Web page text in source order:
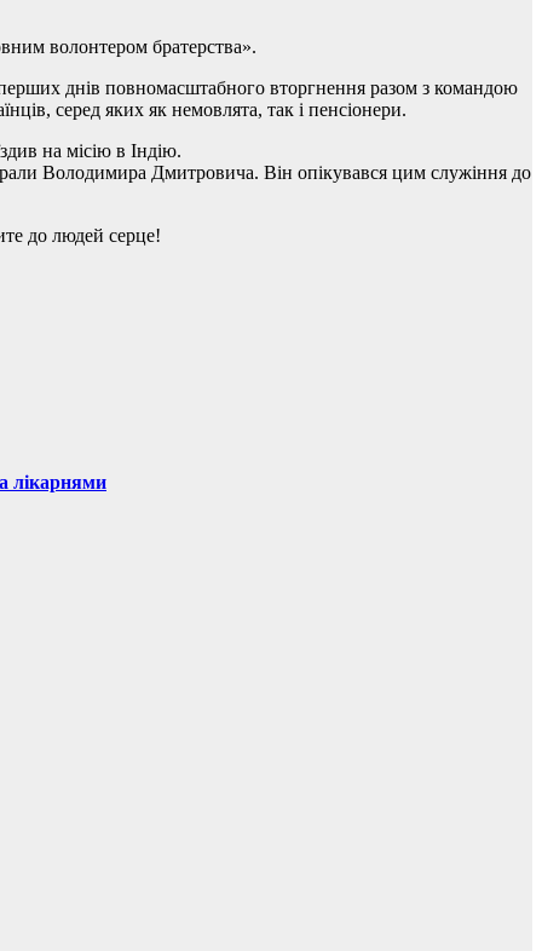
волонтером братерства».
днів повномасштабного вторгнення разом з командою
серед яких як немовлята, так і пенсіонери.
на місію в Індію.
Володимира Дмитровича. Він опікувався цим служіння до
до людей серце!
лікарнями